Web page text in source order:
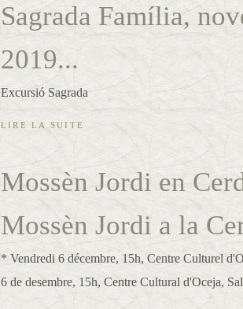
Sagrada Família,
2019...
Excursió Sagrada
LIRE LA SUITE
Mossèn Jordi en
Mossèn Jordi a la
* Vendredi 6 décembre, 15h, Centre Culturel
6 de desembre, 15h, Centre Cultural d'Oceja,